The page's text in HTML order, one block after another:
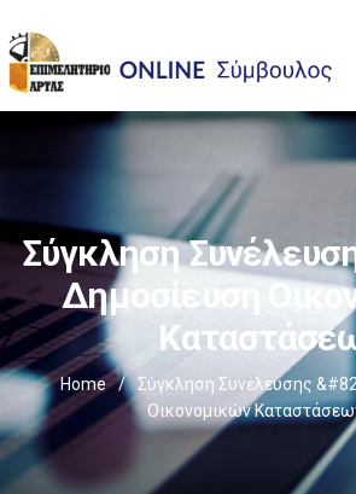
Σύγκληση
Δημοσίευση
Home /
Σύγκληση Συνέλευσης
Οικονομικών